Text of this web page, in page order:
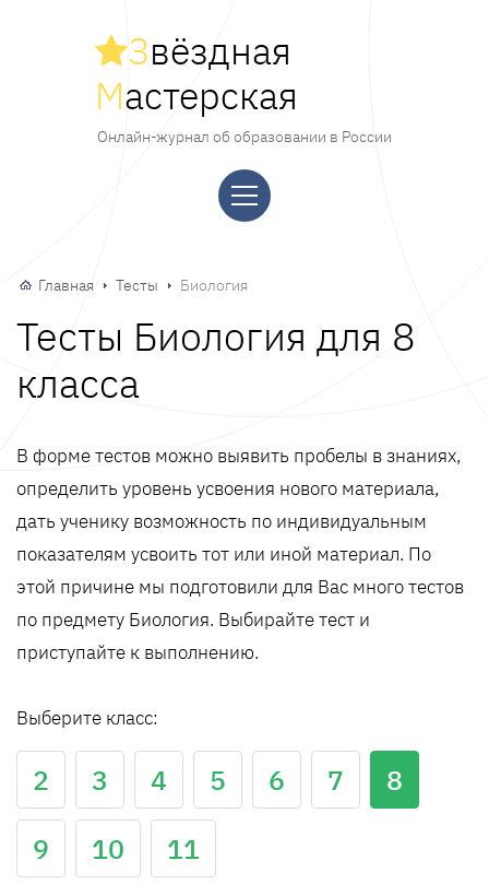
Звёздная
Мастерская
Онлайн-журнал об образовании в России
Главная Тесты Биология
Тесты Биология для 8
класса
В форме тестов можно выявить пробелы в знаниях,
определить уровень усвоения нового материала,
дать ученику возможность по индивидуальным
показателям усвоить тот или иной материал. По
этой причине мы подготовили для Вас много тестов
по предмету Биология. Выбирайте тест и
приступайте к выполнению.
Выберите класс:
2 3 4 5 6 7
8
9
10 11